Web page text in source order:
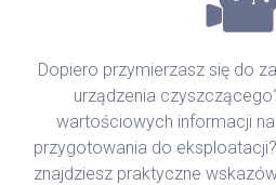
Dopiero przymierzasz się do
urządzenia
wartościowych informacji
przygotowania do
znajdziesz praktyczne